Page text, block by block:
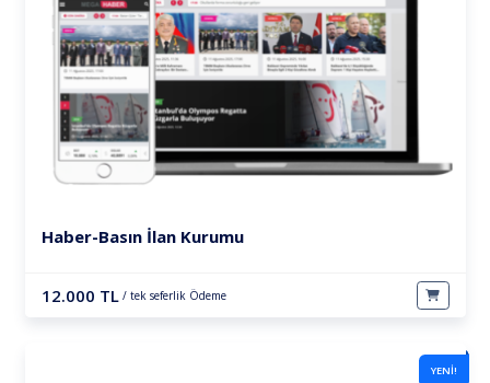
Haber-Basın İlan Kurumu
12.000 TL / tek seferlik Ödeme
YENİ!